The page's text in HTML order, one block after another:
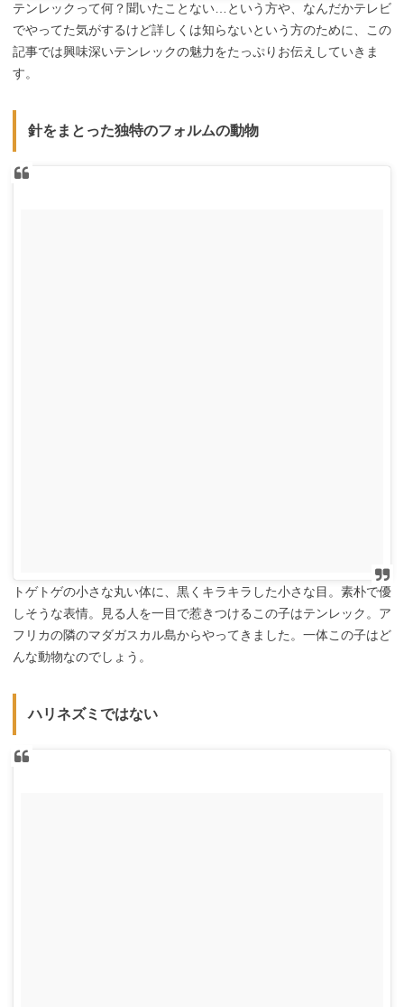
テンレックって何？聞いたことない…という方や、なんだかテレビ
でやってた気がするけど詳しくは知らないという方のために、この
記事では興味深いテンレックの魅力をたっぷりお伝えしていきま
す。
針をまとった独特のフォルムの動物
トゲトゲの小さな丸い体に、黒くキラキラした小さな目。素朴で優
しそうな表情。見る人を一目で惹きつけるこの子はテンレック。ア
フリカの隣のマダガスカル島からやってきました。一体この子はど
んな動物なのでしょう。
ハリネズミではない